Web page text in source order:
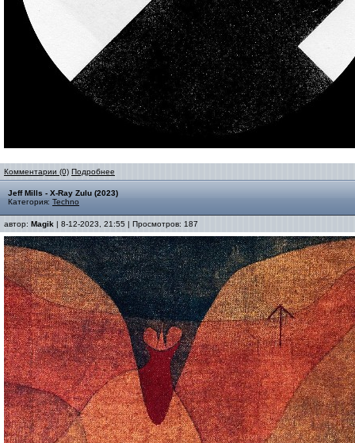
Комментарии (0) Подробнее
Jeff Mills - X-Ray Zulu (2023)
Категория: Techno
автор: Magik | 8-12-2023, 21:55 | Просмотров: 187